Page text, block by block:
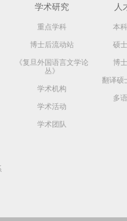
学术研究
重点学科
博士后流动站
《复旦外国语言文学论
丛》
学术机构
学术活动
学术团队
人
本
硕
博
翻译硕
多